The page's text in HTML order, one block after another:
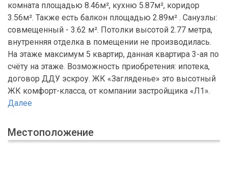
комната площадью 8.46м², кухню 5.87м², коридор
3.56м². Также есть балкон площадью 2.89м² . Санузлы:
совмещенный - 3.62 м². Потолки высотой 2.77 метра,
внутренняя отделка в помещении не производилась.
На этаже максимум 5 квартир, данная квартира 3-ая по
счёту на этаже. Возможность приобретения: ипотека,
договор ДДУ эскроу. ЖК «Загляденье» это высотный
ЖК комфорт-класса, от компании застройщика «Л1».
Далее
Местоположение